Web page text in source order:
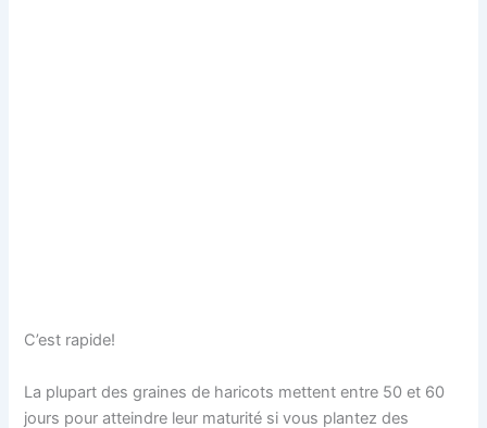
C’est rapide!
La plupart des graines de haricots mettent entre 50 et 60
jours pour atteindre leur maturité si vous plantez des